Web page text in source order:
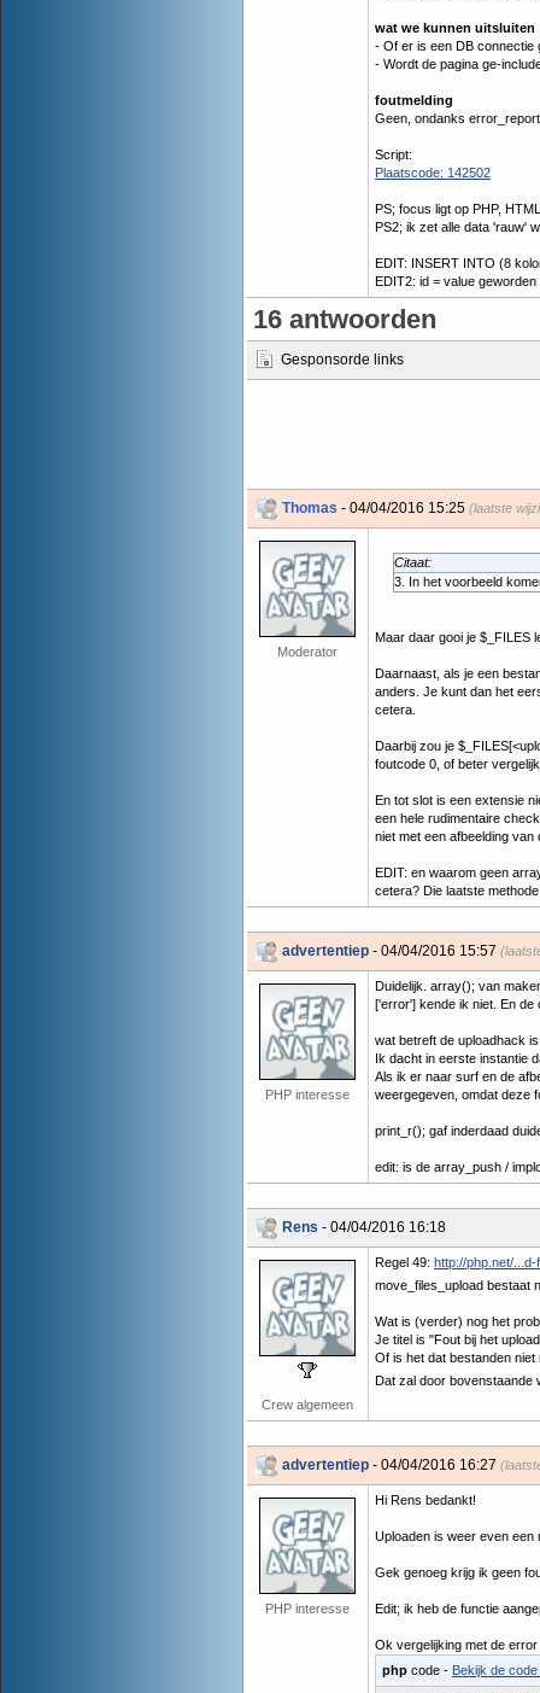
wat we kunnen uitsluiten
- Of er is een DB connectie
- Wordt de pagina ge-
foutmelding
Geen, ondanks
Script:
Plaatscode: 142502
PS; focus ligt op PHP,
PS2; ik zet alle data 'rauw'
EDIT: INSERT INTO (8
EDIT2: id = value
16 antwoorden
Gesponsorde links
Thomas - 04/04/2016 15:25 (laatste
Moderator
Citaat:
3. In het voorbeeld
Maar daar gooi je $_FILES
Daarnaast, als je een
anders. Je kunt dan het
cetera.
Daarbij zou je
foutcode 0, of beter
En tot slot is een extensie
een hele rudimentaire
niet met een afbeelding van
EDIT: en waarom geen
cetera? Die laatste
advertentiep - 04/04/2016 15:57
PHP interesse
Duidelijk. array(); van
['error'] kende ik niet. En
wat betreft de uploadhack
Ik dacht in eerste instantie
Als ik er naar surf en de
weergegeven, omdat deze
print_r(); gaf inderdaad
edit: is de array_push /
Rens - 04/04/2016 16:18
Crew algemeen
Regel 49: http://php.net/...d-
move_files_upload bestaat
Wat is (verder) nog het
Je titel is "Fout bij het
Of is het dat bestanden
Dat zal door bovenstaande
advertentiep - 04/04/2016 16:27
PHP interesse
Hi Rens bedankt!
Uploaden is weer even
Gek genoeg krijg ik geen
Edit; ik heb de functie
Ok vergelijking met de
php code - Bekijk de